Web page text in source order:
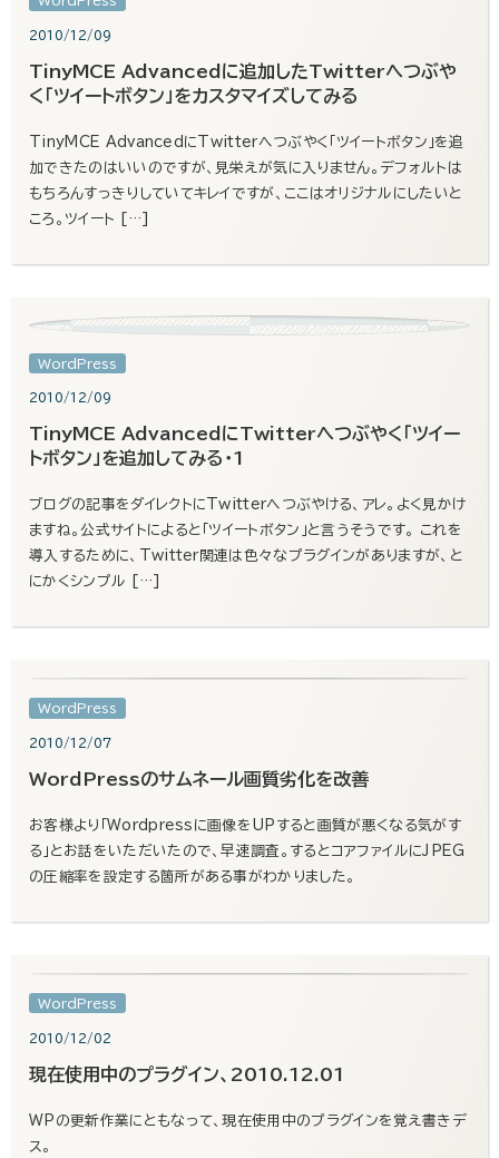
2010/12/09
TinyMCE Advancedに追加したTwitterへつぶや
く「ツイートボタン」をカスタマイズしてみる
TinyMCE AdvancedにTwitterへつぶやく「ツイートボタン」を追
加できたのはいいのですが、見栄えが気に入りません。デフォルトは
もちろんすっきりしていてキレイですが、ここはオリジナルにしたいと
ころ。ツイート […]
WordPress
2010/12/09
TinyMCE AdvancedにTwitterへつぶやく「ツイー
トボタン」を追加してみる・1
ブログの記事をダイレクトにTwitterへつぶやける、アレ。よく見かけ
ますね。公式サイトによると「ツイートボタン」と言うそうです。 これを
導入するために、Twitter関連は色々なプラグインがありますが、と
にかくシンプル […]
WordPress
2010/12/07
WordPressのサムネール画質劣化を改善
お客様より「Wordpressに画像をUPすると画質が悪くなる気がす
る」とお話をいただいたので、早速調査。するとコアファイルにJPEG
の圧縮率を設定する箇所がある事がわかりました。
WordPress
2010/12/02
現在使用中のプラグイン、2010.12.01
WPの更新作業にともなって、現在使用中のプラグインを覚え書きデ
ス。